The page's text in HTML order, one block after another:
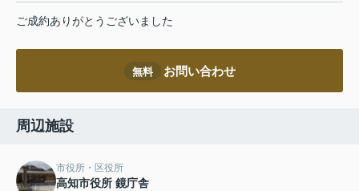
ご成約ありがとうございました
無料 お問い合わせ
周辺施設
市役所・区役所
高知市役所 鏡庁舎